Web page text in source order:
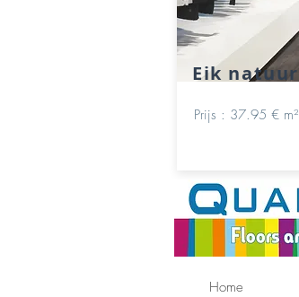
Eik natuur
Prijs : 37.95 € m²
Home